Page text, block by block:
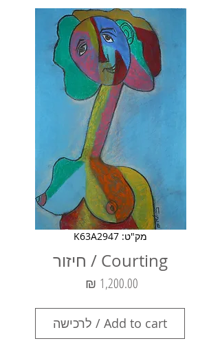
מק"ט: K63A2947
Courting / חיזור
Add to cart / לרכישה